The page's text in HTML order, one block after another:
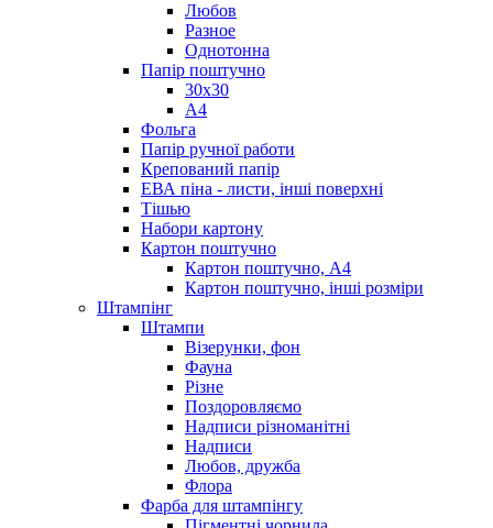
Любов
Разное
Однотонна
Папір поштучно
30х30
А4
Фольга
Папір ручної работи
Крепований папір
ЕВА піна - листи, інші поверхні
Тішью
Набори картону
Картон поштучно
Картон поштучно, А4
Картон поштучно, інші розміри
Штампінг
Штампи
Візерунки, фон
Фауна
Різне
Поздоровляємо
Надписи різноманітні
Надписи
Любов, дружба
Флора
Фарба для штампінгу